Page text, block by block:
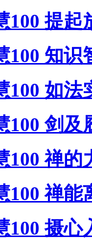
100 提起
100 知识
100 如法
100 剑及
100 禅的
100 禅能
100 摄心